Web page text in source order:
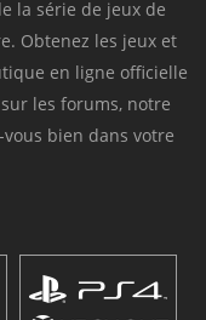
la série de jeux de
Obtenez les jeux et
en ligne officielle
les forums, notre
bien dans votre